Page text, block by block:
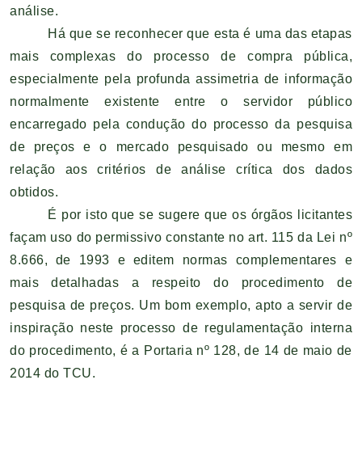
análise.
Há que se reconhecer que esta é uma das etapas
mais complexas do processo de compra pública,
especialmente pela profunda assimetria de informação
normalmente existente entre o servidor público
encarregado pela condução do processo da pesquisa
de preços e o mercado pesquisado ou mesmo em
relação aos critérios de análise crítica dos dados
obtidos.
É por isto que se sugere que os órgãos licitantes
façam uso do permissivo constante no art. 115 da Lei nº
8.666, de 1993 e editem normas complementares e
mais detalhadas a respeito do procedimento de
pesquisa de preços. Um bom exemplo, apto a servir de
inspiração neste processo de regulamentação interna
do procedimento, é a Portaria nº 128, de 14 de maio de
2014 do TCU.